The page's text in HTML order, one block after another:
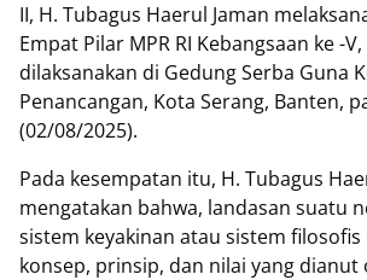
II, H. Tubagus Haerul Jaman
Empat Pilar MPR RI Kebangsaan ke -
dilaksanakan di Gedung Serba Guna
Penancangan, Kota Serang, Banten,
(02/08/2025).
Pada kesempatan itu, H. Tubagus
mengatakan bahwa, landasan suatu
sistem keyakinan atau sistem
konsep, prinsip, dan nilai yang dianut